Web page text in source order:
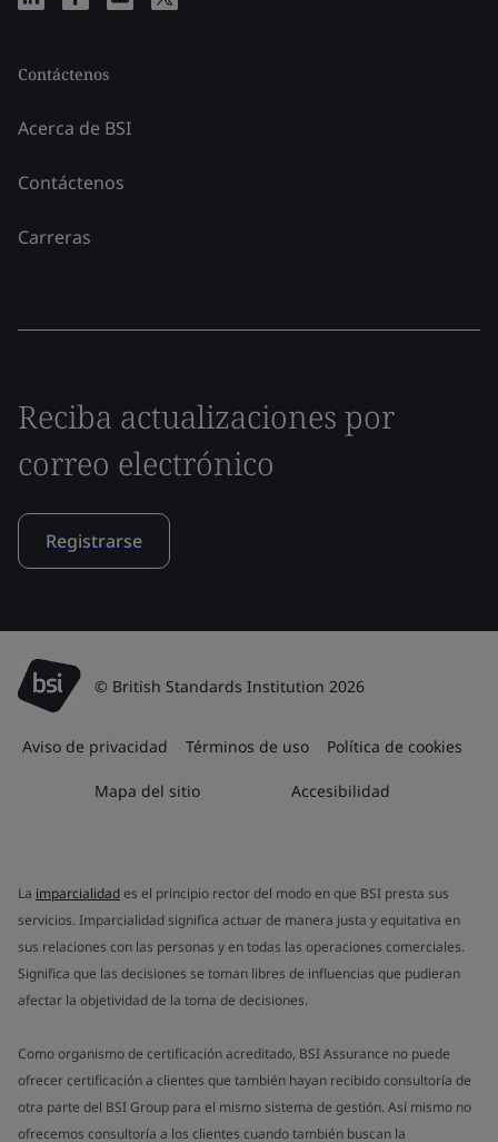
Contáctenos
Acerca de BSI
Contáctenos
Carreras
Reciba actualizaciones por
correo electrónico
Registrarse
© British Standards Institution 2026
Aviso de privacidad Términos de uso Política de cookies
Mapa del sitio Accesibilidad
La imparcialidades el principio rector del modo en que BSI presta sus
servicios. Imparcialidad significa actuar de manera justa y equitativa en
sus relaciones con las personas y en todas las operaciones comerciales.
Significa que las decisiones se toman libres de influencias que pudieran
afectar la objetividad de la toma de decisiones.
Como organismo de certificación acreditado, BSI Assurance no puede
ofrecer certificación a clientes que también hayan recibido consultoría de
otra parte del BSI Group para el mismo sistema de gestión. Así mismo no
ofrecemos consultoría a los clientes cuando también buscan la